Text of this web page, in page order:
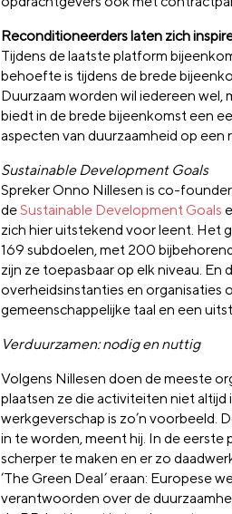
Reconditioneerders laten zich
Tijdens de laatste platform
behoefte is tijdens de brede
Duurzaam worden wil iedereen wel,
biedt in de brede bijeenkomst een
aspecten van duurzaamheid op een
Sustainable Development Goals
Spreker Onno Nillesen is co-
deSustainable Development Goals
zich hier uitstekend voor leent. Het
169 subdoelen, met 200
zijn ze toepasbaar op elk niveau.
overheidsinstanties en organisaties
gemeenschappelijke taal en een
Verduurzamen: nodig en nuttig
Volgens Nillesen doen de meeste
plaatsen ze die activiteiten niet
werkgeverschap is zo’n voorbeeld.
in te worden, meent hij. In de eerste
scherper te maken en er zo
‘The Green Deal’ eraan: Europese
verantwoorden over de